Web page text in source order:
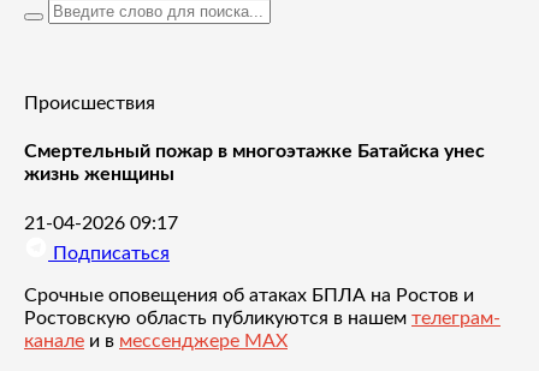
Происшествия
Смертельный пожар в многоэтажке Батайска унес
жизнь женщины
21-04-2026 09:17
Подписаться
Срочные оповещения об атаках БПЛА на Ростов и
Ростовскую область публикуются в нашем телеграм-
канале и в мессенджере MAX